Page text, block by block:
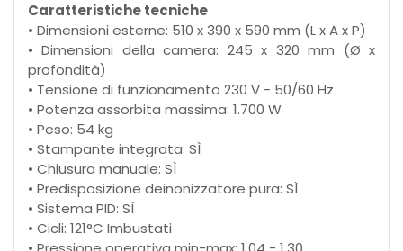
Caratteristiche tecniche
• Dimensioni esterne: 510 x 390 x 590 mm (L x A x P)
• Dimensioni della camera: 245 x 320 mm (Ø x
profondità)
• Tensione di funzionamento 230 V - 50/60 Hz
• Potenza assorbita massima: 1.700 W
• Peso: 54 kg
• Stampante integrata: SÌ
• Chiusura manuale: SÌ
• Predisposizione deinonizzatore pura: SÌ
• Sistema PID: SÌ
• Cicli: 121°C Imbustati